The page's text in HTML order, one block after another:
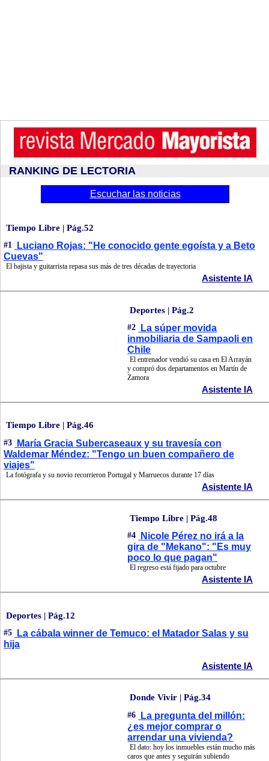
RANKING DE LECTORIA
Escuchar las noticias
Tiempo Libre | Pág.52
#1
Luciano Rojas: "He conocido gente egoísta y a Beto
Cuevas"
El bajista y guitarrista repasa sus más de tres décadas de trayectoria
Asistente IA
Deportes | Pág.2
#2
La súper movida
inmobiliaria de Sampaoli en
Chile
El entrenador vendió su casa en El Arrayán
y compró dos departamentos en Martín de
Zamora
Asistente IA
Tiempo Libre | Pág.46
#3
María Gracia Subercaseaux y su travesía con
Waldemar Méndez: "Tengo un buen compañero de
viajes"
La fotógrafa y su novio recorrieron Portugal y Marruecos durante 17 días
Asistente IA
Tiempo Libre | Pág.48
#4
Nicole Pérez no irá a la
gira de "Mekano": "Es muy
poco lo que pagan"
El regreso está fijado para octubre
Asistente IA
Deportes | Pág.12
#5
La cábala winner de Temuco: el Matador Salas y su
hija
Asistente IA
Donde Vivir | Pág.34
#6
La pregunta del millón:
¿es mejor comprar o
arrendar una vivienda?
El dato: hoy los inmuebles están mucho más
caros que antes y seguirán subiendo